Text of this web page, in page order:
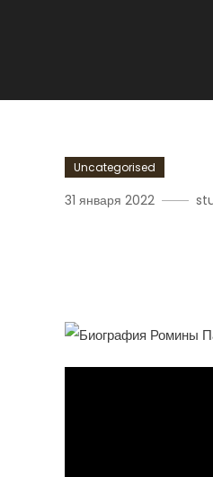
Uncategorised
31 января 2022